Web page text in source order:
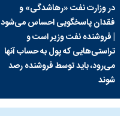
در وزارت نفت «رهاشدگی» و
فقدان پاسخگویی احساس می‌شود
| فروشنده نفت وزیر است و
تراستی‌هایی که پول به حساب آنها
می‌رود، باید توسط فروشنده رصد
شوند